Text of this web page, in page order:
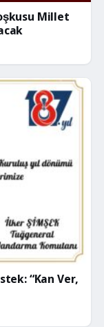
Millet
“Kan Ver,